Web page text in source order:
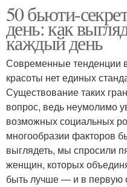
50 бьюти-
день: как
каждый день
Современные тенденции
красоты нет единых
Существование таких
вопрос, ведь неумолимо
возможных социальных
многообразии факторов
выглядеть, мы спросили
женщин, которых
быть лучше — и в первую